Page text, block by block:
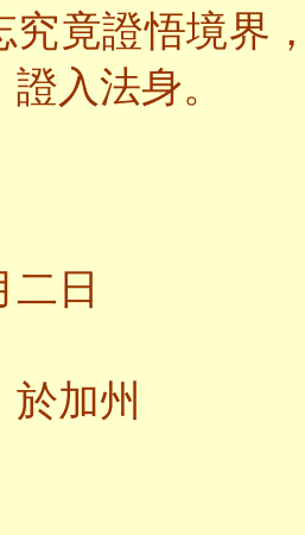
究竟證悟境界
入法身。
二日
州